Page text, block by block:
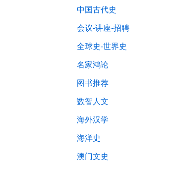
中国古代史
会议-讲座-招聘
全球史-世界史
名家鸿论
图书推荐
数智人文
海外汉学
海洋史
澳门文史